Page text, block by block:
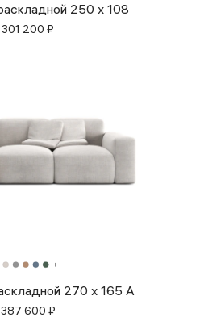
250 x 108
301 200 ₽
270 x 165 A
387 600 ₽